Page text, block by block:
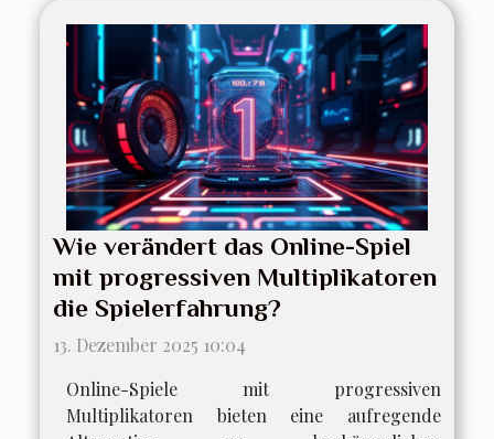
Wie verändert das Online-Spiel
mit progressiven Multiplikatoren
die Spielerfahrung?
13. Dezember 2025 10:04
Online-Spiele mit progressiven
Multiplikatoren bieten eine aufregende